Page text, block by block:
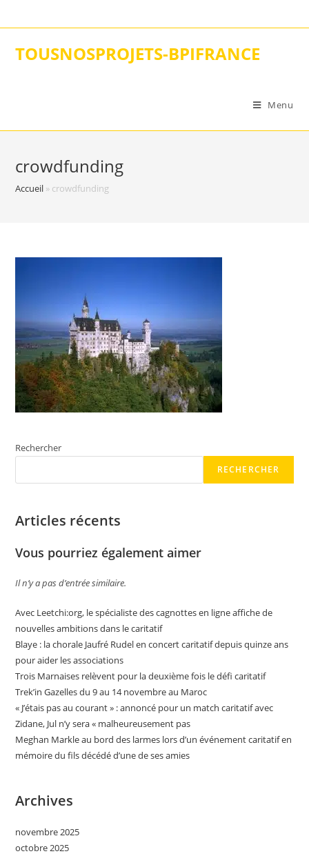
to
TOUSNOSPROJETS-BPIFRANCE
Menu
crowdfunding
Accueil » crowdfunding
Rechercher
RECHERCHER
Articles récents
Vous pourriez également aimer
Il n’y a pas d’entrée similaire.
Avec Leetchi:org, le spécialiste des cagnottes en ligne affiche de
nouvelles ambitions dans le caritatif
Blaye : la chorale Jaufré Rudel en concert caritatif depuis quinze ans
pour aider les associations
Trois Marnaises relèvent pour la deuxième fois le défi caritatif
Trek’in Gazelles du 9 au 14 novembre au Maroc
« J’étais pas au courant » : annoncé pour un match caritatif avec
Zidane, Jul n’y sera « malheureusement pas
Meghan Markle au bord des larmes lors d’un événement caritatif en
mémoire du fils décédé d’une de ses amies
Archives
novembre 2025
octobre 2025